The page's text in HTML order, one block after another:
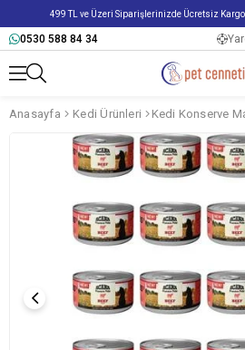
499 TL ve Üzeri Siparişlerinizde Ücretsiz
0530 588 84 34
Anasayfa Kedi Ürünleri Kedi Konserve